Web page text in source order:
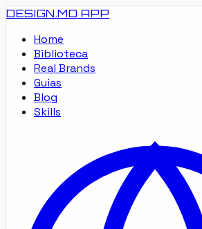
DESIGN.MD APP
Home
Biblioteca
Real Brands
Guias
Blog
Skills